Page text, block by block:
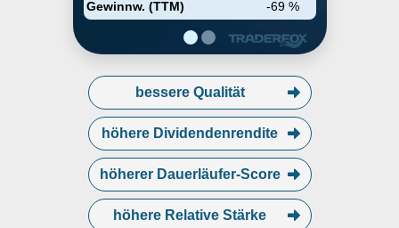
Gewinnw. (TTM)
-69 %
bessere Qualität
höhere Dividendenrendite
höherer Dauerläufer-Score
höhere Relative Stärke